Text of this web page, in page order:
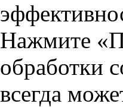
Нажмите
обработки
всегда